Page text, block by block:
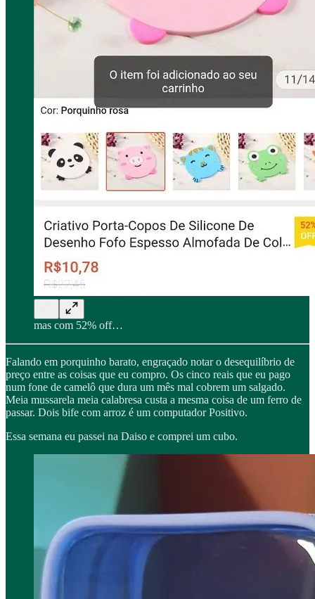
mas com 52% off…
Falando em porquinho barato, engraçado notar o desequilíbrio de
preço entre as coisas que eu compro. Os cinco reais que eu pago
num fone de camelô que dura um mês mal cobrem um salgado.
Meia mussarela meia calabresa custa a mesma coisa de um ferro de
passar. Dois bife com arroz é um computador Positivo.
Essa semana eu passei na Daiso e comprei um cubo.